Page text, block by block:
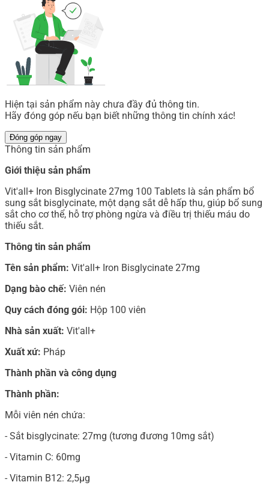
Hiện tại sản phẩm này chưa đầy đủ thông tin.
Hãy đóng góp nếu bạn biết những thông tin chính xác!
Đóng góp ngay
Thông tin sản phẩm
Giới thiệu sản phẩm
Vit'all+ Iron Bisglycinate 27mg 100 Tablets là sản phẩm bổ
sung sắt bisglycinate, một dạng sắt dễ hấp thu, giúp bổ sung
sắt cho cơ thể, hỗ trợ phòng ngừa và điều trị thiếu máu do
thiếu sắt.
Thông tin sản phẩm
Tên sản phẩm: Vit'all+ Iron Bisglycinate 27mg
Dạng bào chế: Viên nén
Quy cách đóng gói: Hộp 100 viên
Nhà sản xuất: Vit'all+
Xuất xứ: Pháp
Thành phần và công dụng
Thành phần:
Mỗi viên nén chứa:
- Sắt bisglycinate: 27mg (tương đương 10mg sắt)
- Vitamin C: 60mg
- Vitamin B12: 2,5µg